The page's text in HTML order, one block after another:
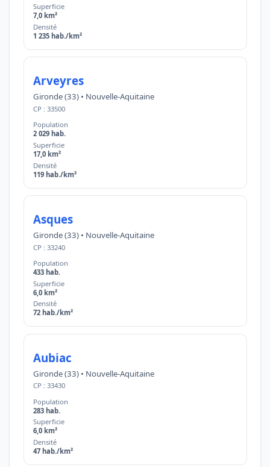
Superficie
7,0 km²
Densité
1 235 hab./km²
Arveyres
Gironde (33) • Nouvelle-Aquitaine
CP : 33500
Population
2 029 hab.
Superficie
17,0 km²
Densité
119 hab./km²
Asques
Gironde (33) • Nouvelle-Aquitaine
CP : 33240
Population
433 hab.
Superficie
6,0 km²
Densité
72 hab./km²
Aubiac
Gironde (33) • Nouvelle-Aquitaine
CP : 33430
Population
283 hab.
Superficie
6,0 km²
Densité
47 hab./km²